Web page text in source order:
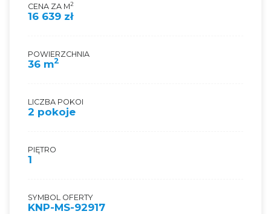
CENA ZA M2
16 639 zł
POWIERZCHNIA
36 m2
LICZBA POKOI
2 pokoje
PIĘTRO
1
SYMBOL OFERTY
KNP-MS-92917